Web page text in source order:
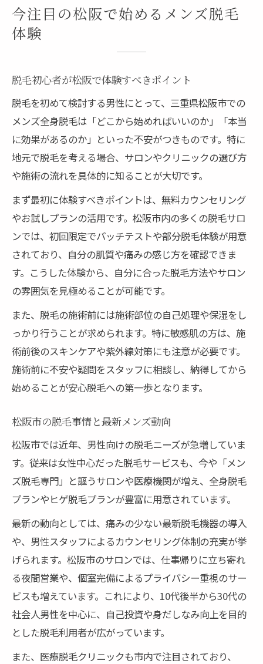
全身脱毛で自信を手に入れる松阪の方法
脱毛で自信を得る松阪市の全身ケア法
脱毛で清潔感アップ松阪メンズの秘訣
医療脱毛を選ぶなら三重県松阪が選ばれる理由
医療脱毛が三重県松阪で選ばれる背景
松阪で医療脱毛を選ぶ際のチェック項目
三重県の医療脱毛とサロン脱毛の違い
医療脱毛で実感できる松阪メンズの変化
三重県松阪の脱毛で安心を選ぶコツ
メンズ専用脱毛で清潔感アップする秘訣とは
脱毛で清潔感を高める松阪メンズの習慣
松阪市メンズ脱毛で好印象を手に入れる方
法
脱毛後のケアで清潔な肌を保つコツ
メンズ専用脱毛のメリットと松阪の強み
脱毛がもたらす松阪男性の自信アップ術
松阪エリアで脱毛効果を長続きさせる工夫
脱毛効果を保つ松阪市のホームケア術
松阪の脱毛で効果を持続させるポイント
メンズ脱毛後に実践する日常ケアのコツ
脱毛効果を高める松阪ならではの工夫
松阪で脱毛を続けるメリットと実感
快適に通える松阪の脱毛サロン活用術
松阪で快適に通える脱毛サロンの選び方
脱毛サロン利用時の松阪市での工夫
松阪の脱毛サロンで安心施術を受ける方法
脱毛を続けやすい松阪のサロン活用術
松阪市内で見つける理想の脱毛サロン
今注目の松阪で始めるメンズ脱毛
体験
脱毛初心者が松阪で体験すべきポイント
脱毛を初めて検討する男性にとって、三重県松阪市での
メンズ全身脱毛は「どこから始めればいいのか」「本当
に効果があるのか」といった不安がつきものです。特に
地元で脱毛を考える場合、サロンやクリニックの選び方
や施術の流れを具体的に知ることが大切です。
まず最初に体験すべきポイントは、無料カウンセリング
やお試しプランの活用です。松阪市内の多くの脱毛サロ
ンでは、初回限定でパッチテストや部分脱毛体験が用意
されており、自分の肌質や痛みの感じ方を確認できま
す。こうした体験から、自分に合った脱毛方法やサロン
の雰囲気を見極めることが可能です。
また、脱毛の施術前には施術部位の自己処理や保湿をし
っかり行うことが求められます。特に敏感肌の方は、施
術前後のスキンケアや紫外線対策にも注意が必要です。
施術前に不安や疑問をスタッフに相談し、納得してから
始めることが安心脱毛への第一歩となります。
松阪市の脱毛事情と最新メンズ動向
松阪市では近年、男性向けの脱毛ニーズが急増していま
す。従来は女性中心だった脱毛サービスも、今や「メン
ズ脱毛専門」と謳うサロンや医療機関が増え、全身脱毛
プランやヒゲ脱毛プランが豊富に用意されています。
最新の動向としては、痛みの少ない最新脱毛機器の導入
や、男性スタッフによるカウンセリング体制の充実が挙
げられます。松阪市のサロンでは、仕事帰りに立ち寄れ
る夜間営業や、個室完備によるプライバシー重視のサー
ビスも増えています。これにより、10代後半から30代の
社会人男性を中心に、自己投資や身だしなみ向上を目的
とした脱毛利用者が広がっています。
また、医療脱毛クリニックも市内で注目されており、